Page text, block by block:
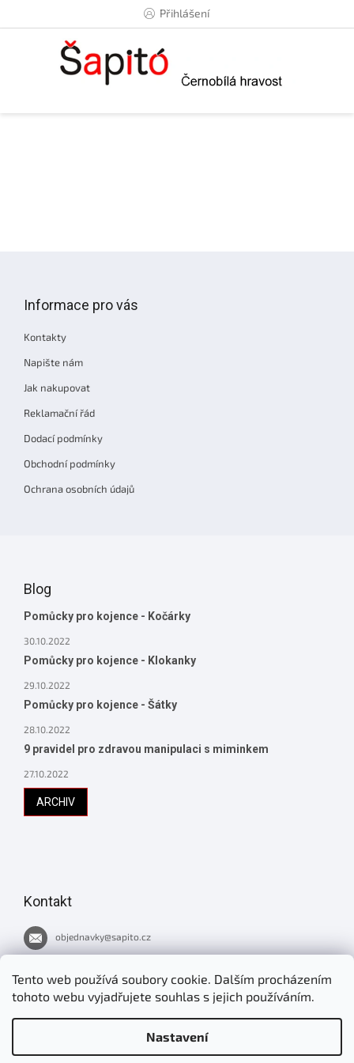
Tento web používá soubory cookie. Dalším procházením
tohoto webu vyjadřujete souhlas s jejich používáním.
Nastavení
Přihlášení
Informace pro vás
Kontakty
Napište nám
Jak nakupovat
Reklamační řád
Dodací podmínky
Obchodní podmínky
Ochrana osobních údajů
Blog
Pomůcky pro kojence - Kočárky
30.10.2022
Pomůcky pro kojence - Klokanky
29.10.2022
Pomůcky pro kojence - Šátky
28.10.2022
9 pravidel pro zdravou manipulaci s miminkem
27.10.2022
ARCHIV
Kontakt
objednavky@sapito.cz
Novinky v Šapitu